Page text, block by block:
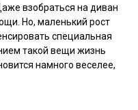
взобраться на диван
Но, маленький рост
специальная
такой вещи жизнь
намного веселее,